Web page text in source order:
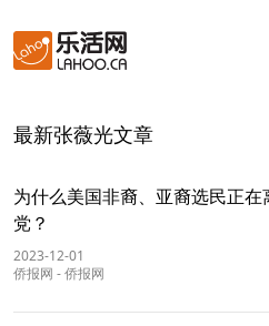
最新张薇光文章
为什么美国非裔、亚裔选民正在
党？
2023-12-01
侨报网 -侨报网